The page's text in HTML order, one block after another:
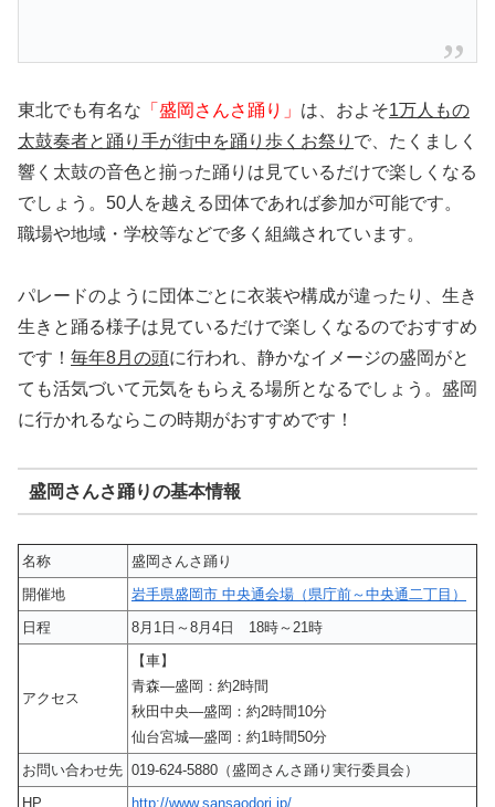
東北でも有名な 「盛岡さんさ踊り」 は、およそ1万人もの
太鼓奏者と踊り手が街中を踊り歩くお祭り で、たくましく
響く太鼓の音色と揃った踊りは見ているだけで楽しくなる
でしょう。50人を越える団体であれば参加が可能です。
職場や地域・学校等などで多く組織されています。
パレードのように団体ごとに衣装や構成が違ったり、生き
生きと踊る様子は見ているだけで楽しくなるのでおすすめ
です！ 毎年8月の頭に行われ、静かなイメージの盛岡がと
ても活気づいて元気をもらえる場所となるでしょう。盛岡
に行かれるならこの時期がおすすめです！
盛岡さんさ踊りの基本情報
名称
盛岡さんさ踊り
開催地
岩手県盛岡市 中央通会場（県庁前～中央通二丁目）
日程
8月1日～8月4日 18時～21時
アクセス
【車】
青森―盛岡：約2時間
秋田中央―盛岡：約2時間10分
仙台宮城―盛岡：約1時間50分
お問い合わせ先 019-624-5880（盛岡さんさ踊り実行委員会）
HP
http://www.sansaodori.jp/